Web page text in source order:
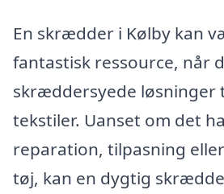
En skrædder i Kølby kan
fantastisk ressource, når
skræddersyede løsninger
tekstiler. Uanset om det
reparation, tilpasning
tøj, kan en dygtig